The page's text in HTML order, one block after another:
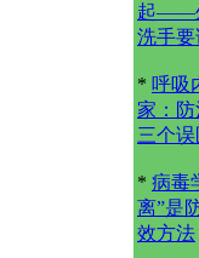
起——
洗手要
* 呼吸
家：防
三个误
* 病毒
离”是
效方法